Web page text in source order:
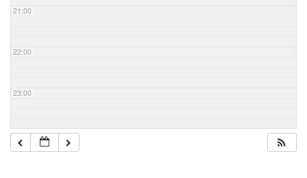
21:00
22:00
23:00